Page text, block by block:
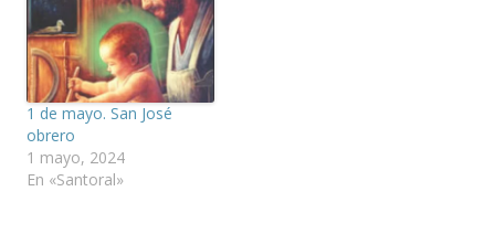
1 de mayo. San José
obrero
1 mayo, 2024
En «Santoral»